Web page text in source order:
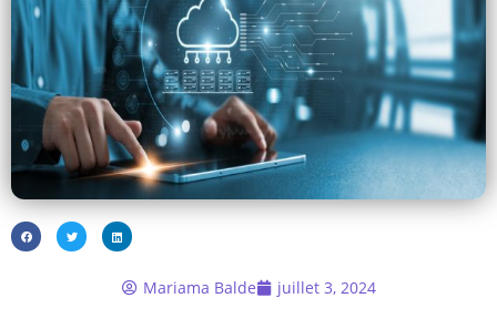
Mariama Balde juillet 3, 2024